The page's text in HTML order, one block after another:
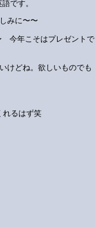
です。
みに〜〜
今年こそはプレゼントで
けどね。欲しいものでも
れるはず笑